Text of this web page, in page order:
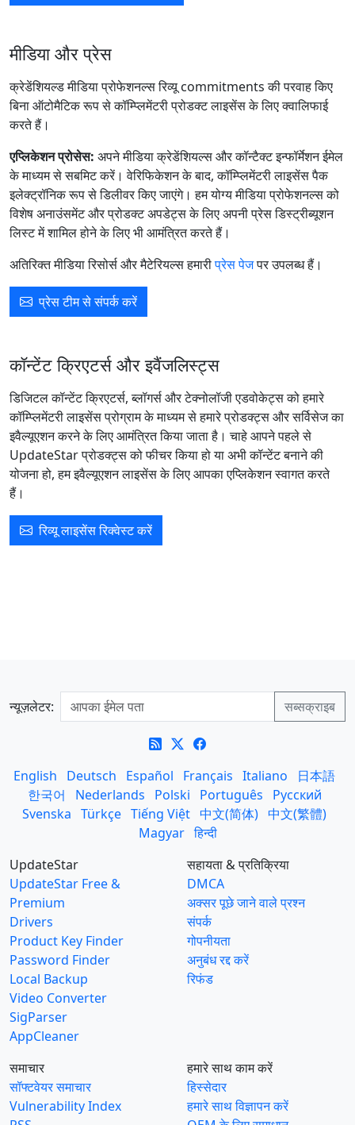
मीडिया और प्रेस
क्रेडेंशियल्ड मीडिया प्रोफेशनल्स रिव्यू commitments की परवाह किए
बिना ऑटोमैटिक रूप से कॉम्प्लिमेंटरी प्रोडक्ट लाइसेंस के लिए क्वालिफाई
करते हैं।
एप्लिकेशन प्रोसेस: अपने मीडिया क्रेडेंशियल्स और कॉन्टैक्ट इन्फॉर्मेशन ईमेल
के माध्यम से सबमिट करें। वेरिफिकेशन के बाद, कॉम्प्लिमेंटरी लाइसेंस पैक
इलेक्ट्रॉनिक रूप से डिलीवर किए जाएंगे। हम योग्य मीडिया प्रोफेशनल्स को
विशेष अनाउंसमेंट और प्रोडक्ट अपडेट्स के लिए अपनी प्रेस डिस्ट्रीब्यूशन
लिस्ट में शामिल होने के लिए भी आमंत्रित करते हैं।
अतिरिक्त मीडिया रिसोर्स और मैटेरियल्स हमारीप्रेस पेजपर उपलब्ध हैं।
प्रेस टीम से संपर्क करें
कॉन्टेंट क्रिएटर्स और इवैंजलिस्ट्स
डिजिटल कॉन्टेंट क्रिएटर्स, ब्लॉगर्स और टेक्नोलॉजी एडवोकेट्स को हमारे
कॉम्प्लिमेंटरी लाइसेंस प्रोग्राम के माध्यम से हमारे प्रोडक्ट्स और सर्विसेज का
इवैल्यूएशन करने के लिए आमंत्रित किया जाता है। चाहे आपने पहले से
UpdateStar प्रोडक्ट्स को फीचर किया हो या अभी कॉन्टेंट बनाने की
योजना हो, हम इवैल्यूएशन लाइसेंस के लिए आपका एप्लिकेशन स्वागत करते
हैं।
रिव्यू लाइसेंस रिक्वेस्ट करें
न्यूज़लेटर:
English Deutsch Español Français Italiano
日本語
한국어
Nederlands Polski Português
Русский
Svenska Türkçe Tiếng Việt 中文(简体) 中文(繁體)
Magyar हिन्दी
UpdateStar
UpdateStar Free &
Premium
Drivers
Product Key Finder
Password Finder
Local Backup
Video Converter
SigParser
AppCleaner
सहायता & प्रतिक्रिया
DMCA
अक्सर पूछे जाने वाले प्रश्न
संपर्क
गोपनीयता
अनुबंध रद्द करें
रिफंड
समाचार
सॉफ्टवेयर समाचार
Vulnerability Index
हमारे साथ काम करें
हिस्सेदार
हमारे साथ विज्ञापन करें